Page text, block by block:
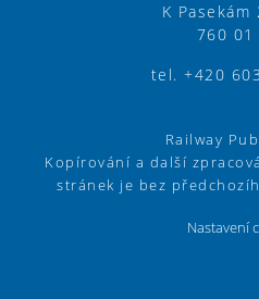
K Pasekám
760 01
tel. +420
Railway
Kopírování a další
stránek je bez
Nastavení